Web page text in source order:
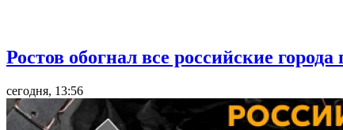
Ростов обогнал все российские
сегодня, 13:56